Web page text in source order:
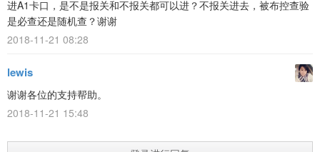
进A1卡口，是不是报关和不报关都可以进？不报关进去，被布控查验
是必查还是随机查？谢谢
2018-11-21 08:28
lewis
谢谢各位的支持帮助。
2018-11-21 15:48